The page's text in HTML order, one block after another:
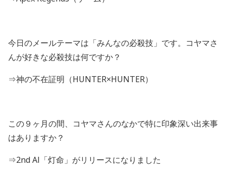
今日のメールテーマは「みんなの必殺技」です。コヤマさ
んが好きな必殺技は何ですか？
⇒神の不在証明（HUNTER×HUNTER）
この９ヶ月の間、コヤマさんのなかで特に印象深い出来事
はありますか？
⇒2nd Al 「灯命」がリリースになりました